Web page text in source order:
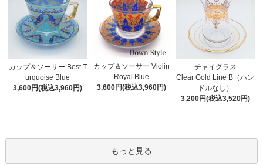
カップ＆ソーサー Best T
urquoise Blue
3,600円(税込3,960円)
カップ＆ソーサー Violin
Royal Blue
3,600円(税込3,960円)
チャイグラス
Clear Gold Line B（ハン
ドルなし）
3,200円(税込3,520円)
もっと見る